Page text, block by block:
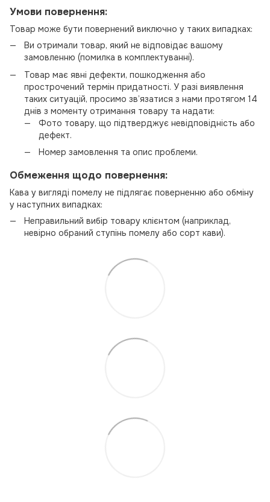
Умови повернення:
Товар може бути повернений виключно у таких випадках:
Ви отримали товар, який не відповідає вашому
замовленню (помилка в комплектуванні).
Товар має явні дефекти, пошкодження або
прострочений термін придатності. У разі виявлення
таких ситуацій, просимо зв’язатися з нами протягом 14
днів з моменту отримання товару та надати:
Фото товару, що підтверджує невідповідність або
дефект.
Номер замовлення та опис проблеми.
Обмеження щодо повернення:
Кава у вигляді помелу не підлягає поверненню або обміну
у наступних випадках:
Неправильний вибір товару клієнтом (наприклад,
невірно обраний ступінь помелу або сорт кави).